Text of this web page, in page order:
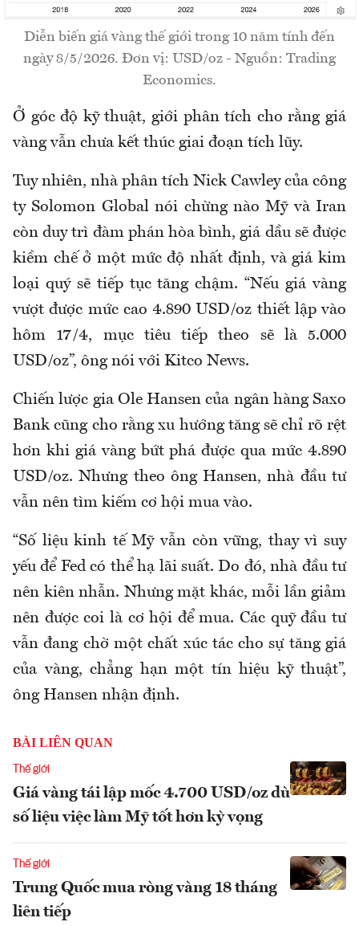
Diễn biến giá vàng thế giới trong 10 năm tính đến
ngày 8/5/2026. Đơn vị: USD/oz - Nguồn: Trading
Economics.
Ở góc độ kỹ thuật, giới phân tích cho rằng giá
vàng vẫn chưa kết thúc giai đoạn tích lũy.
Tuy nhiên, nhà phân tích Nick Cawley của công
ty Solomon Global nói chừng nào Mỹ và Iran
còn duy trì đàm phán hòa bình, giá dầu sẽ được
kiềm chế ở một mức độ nhất định, và giá kim
loại quý sẽ tiếp tục tăng chậm. “Nếu giá vàng
vượt được mức cao 4.890 USD/oz thiết lập vào
hôm 17/4, mục tiêu tiếp theo sẽ là 5.000
USD/oz”, ông nói với Kitco News.
Chiến lược gia Ole Hansen của ngân hàng Saxo
Bank cũng cho rằng xu hướng tăng sẽ chỉ rõ rệt
hơn khi giá vàng bứt phá được qua mức 4.890
USD/oz. Nhưng theo ông Hansen, nhà đầu tư
vẫn nên tìm kiếm cơ hội mua vào.
“Số liệu kinh tế Mỹ vẫn còn vững, thay vì suy
yếu để Fed có thể hạ lãi suất. Do đó, nhà đầu tư
nên kiên nhẫn. Nhưng mặt khác, mỗi lần giảm
nên được coi là cơ hội để mua. Các quỹ đầu tư
vẫn đang chờ một chất xúc tác cho sự tăng giá
của vàng, chẳng hạn một tín hiệu kỹ thuật”,
ông Hansen nhận định.
BÀI LIÊN QUAN
Thế giới
Giá vàng tái lập mốc 4.700 USD/oz dù
số liệu việc làm Mỹ tốt hơn kỳ vọng
Thế giới
Trung Quốc mua ròng vàng 18 tháng
liên tiếp